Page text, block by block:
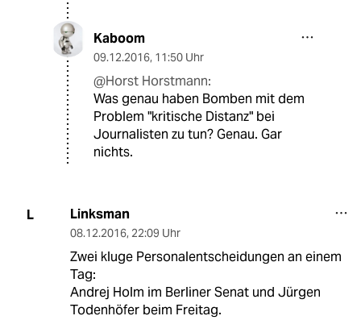
Kaboom
09.12.2016, 11:50 Uhr
@Horst Horstmann:
Was genau haben Bomben mit dem
Problem "kritische Distanz" bei
Journalisten zu tun? Genau. Gar
nichts.
L Linksman
08.12.2016, 22:09 Uhr
Zwei kluge Personalentscheidungen an einem
Tag:
Andrej Holm im Berliner Senat und Jürgen
Todenhöfer beim Freitag.